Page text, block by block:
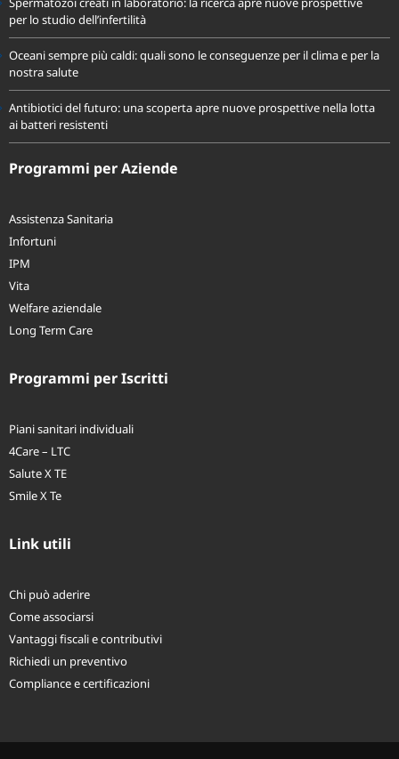
Spermatozoi creati in laboratorio: la ricerca apre nuove prospettive
per lo studio dell’infertilità
Oceani sempre più caldi: quali sono le conseguenze per il clima e per la
nostra salute
Antibiotici del futuro: una scoperta apre nuove prospettive nella lotta
ai batteri resistenti
Assistenza Sanitaria
Infortuni
IPM
Vita
Welfare aziendale
Piani sanitari individuali
4Care – LTC
Salute X TE
Chi può aderire
Come associarsi
Vantaggi fiscali e contributivi
Richiedi un preventivo